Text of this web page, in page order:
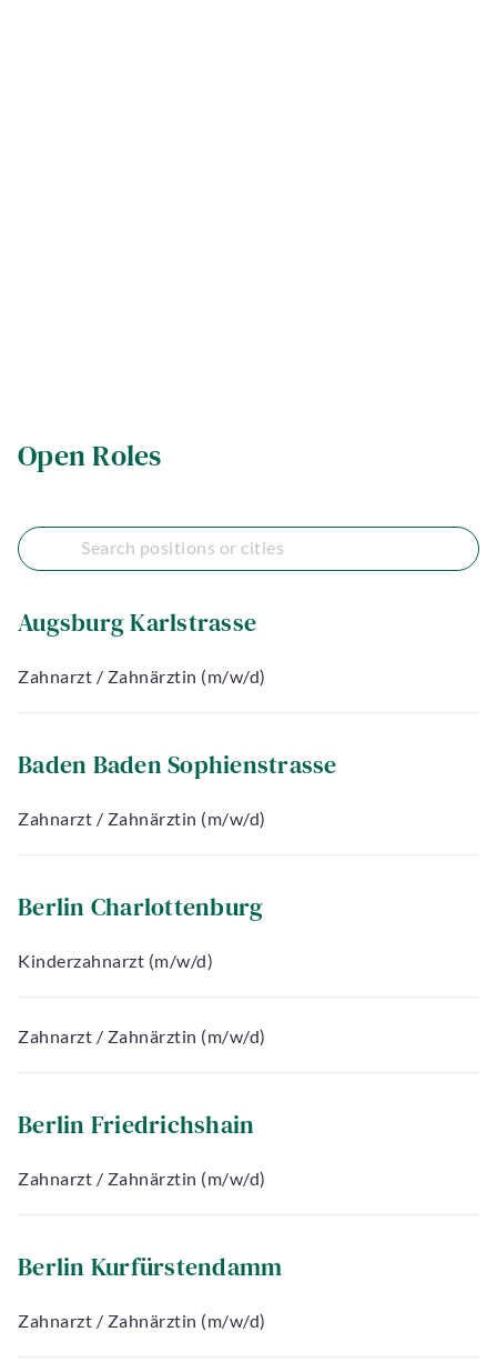
Open Roles
Augsburg Karlstrasse
Zahnarzt / Zahnärztin (m/w/d)
Baden Baden Sophienstrasse
Zahnarzt / Zahnärztin (m/w/d)
Berlin Charlottenburg
Kinderzahnarzt (m/w/d)
Zahnarzt / Zahnärztin (m/w/d)
Berlin Friedrichshain
Zahnarzt / Zahnärztin (m/w/d)
Berlin Kurfürstendamm
Zahnarzt / Zahnärztin (m/w/d)